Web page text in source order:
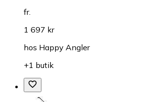
fr.
1 697 kr
hos Happy Angler
+1 butik